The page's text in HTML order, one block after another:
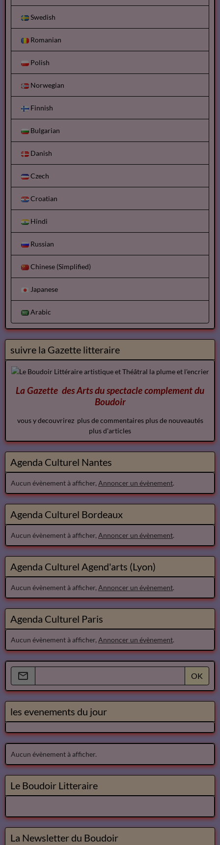
Swedish
Romanian
Polish
Norwegian
Finnish
Bulgarian
Danish
Czech
Croatian
Hindi
Russian
Chinese (Simplified)
Japanese
Arabic
suivre la Gazette litteraire
La Gazette des Arts du spectaclecomplementdu
Boudoir
vous y decouvrirez plus de commentaires plus de nouveautés
plus d'articles
Agenda Culturel Nantes
Aucun évènement à afficher, Annoncer un évènement.
Agenda Culturel Bordeaux
Aucun évènement à afficher, Annoncer un évènement.
Agenda Culturel Agend'arts (Lyon)
Aucun évènement à afficher, Annoncer un évènement.
Agenda Culturel Paris
Aucun évènement à afficher, Annoncer un évènement.
OK
les evenements du jour
Aucun évènement à afficher.
Le Boudoir Litteraire
La Newsletter du Boudoir